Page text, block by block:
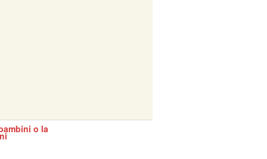
o la